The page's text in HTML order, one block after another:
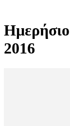
2016